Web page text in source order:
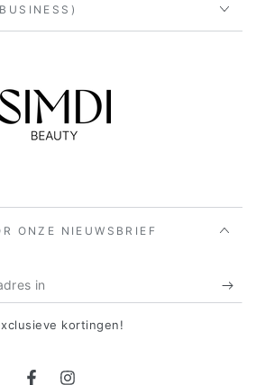
ONZE NIEUWSBRIEF
kortingen!